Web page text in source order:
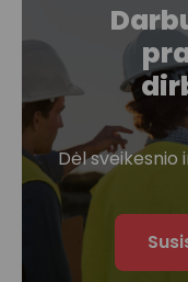
Dėl sveikesnio